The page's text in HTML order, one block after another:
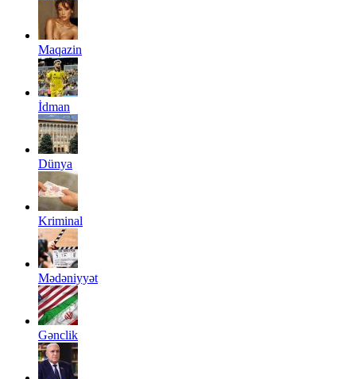
Maqazin
İdman
Dünya
Kriminal
Mədəniyyət
Gənclik